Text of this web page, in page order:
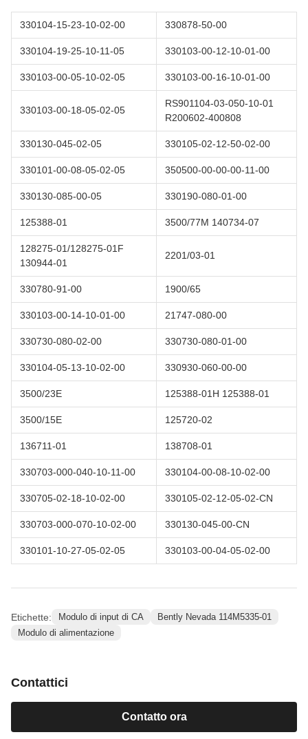
330104-15-23-10-02-00 330878-50-00
330104-19-25-10-11-05 330103-00-12-10-01-00
330103-00-05-10-02-05 330103-00-16-10-01-00
330103-00-18-05-02-05
RS901104-03-050-10-01
R200602-400808
330130-045-02-05 330105-02-12-50-02-00
330101-00-08-05-02-05 350500-00-00-00-11-00
330130-085-00-05 330190-080-01-00
125388-01 3500/77M 140734-07
128275-01/128275-01F
130944-01
2201/03-01
330780-91-00 1900/65
330103-00-14-10-01-00 21747-080-00
330730-080-02-00 330730-080-01-00
330104-05-13-10-02-00 330930-060-00-00
3500/23E 125388-01H 125388-01
3500/15E 125720-02
136711-01 138708-01
330703-000-040-10-11-00 330104-00-08-10-02-00
330705-02-18-10-02-00 330105-02-12-05-02-CN
330703-000-070-10-02-00 330130-045-00-CN
330101-10-27-05-02-05 330103-00-04-05-02-00
Etichette: Modulo di input di CA
Bently Nevada 114M5335-01
Modulo di alimentazione
Contattici
Contatto ora